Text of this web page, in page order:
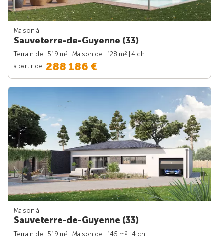
Maison à
Sauveterre-de-Guyenne (33)
Terrain de : 519 m2 | Maison de : 128 m2
| 4 ch.
à partir de 288 186 €
Maison à
Sauveterre-de-Guyenne (33)
Terrain de : 519 m2 | Maison de : 145 m2
| 4 ch.